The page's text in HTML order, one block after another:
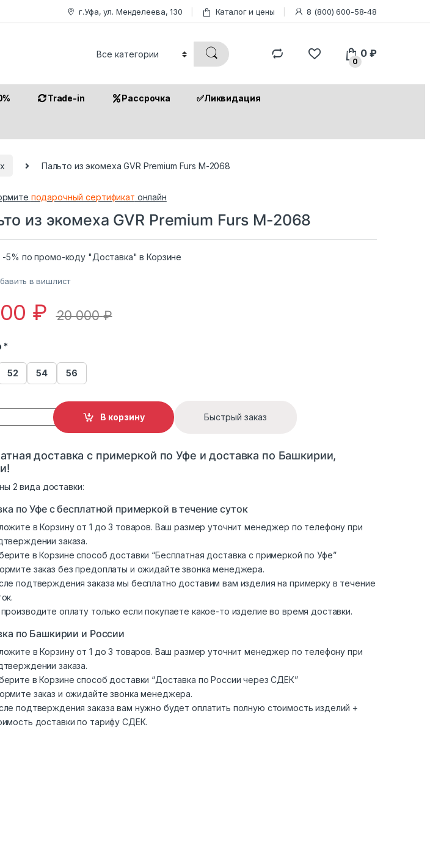
г.Уфа, ул. Менделеева, 130 Каталог и цены 8 (800) 600-58-48
0
0₽
Trade-in Рассрочка ✅Ликвидация
Пальто из экомеха GVR Premium Furs M-2068
подарочный сертификат онлайн
из экомеха GVR Premium Furs M-2068
-5% по промо-коду "Доставка" в Корзине
в вишлист
₽ 20 000₽
*
52 54 56
из экомеха GVR Premium Furs M-2068 quantity
В корзину Быстрый заказ
доставка с примеркой по Уфе и доставка по Башкирии,
2 вида доставки:
по Уфе с бесплатной примеркой в течение суток
в Корзину от 1 до 3 товаров. Ваш размер уточнит менеджер по телефону при
заказа.
в Корзине способ доставки “Бесплатная доставка с примеркой по Уфе”
заказ без предоплаты и ожидайте звонка менеджера.
подтверждения заказа мы бесплатно доставим вам изделия на примерку в течение
оплату только если покупаете какое-то изделие во время доставки.
по Башкирии и России
в Корзину от 1 до 3 товаров. Ваш размер уточнит менеджер по телефону при
заказа.
в Корзине способ доставки “Доставка по России через СДЕК”
заказ и ожидайте звонка менеджера.
подтверждения заказа вам нужно будет оплатить полную стоимость изделий +
доставки по тарифу СДЕК.